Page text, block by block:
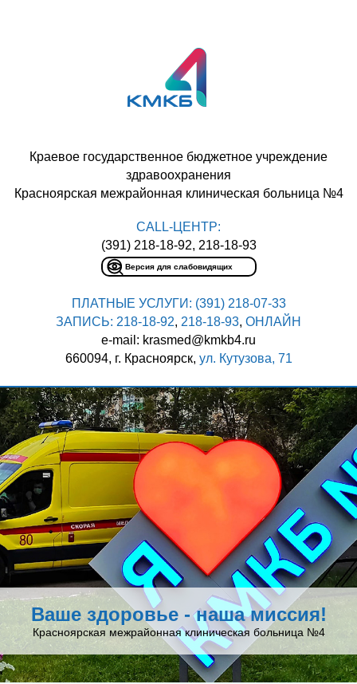
CALL-ЦЕНТР:
(391) 218-18-92, 218-18-93
Версия для слабовидящих
Краевое государственное бюджетное учреждение
здравоохранения
Красноярская межрайонная клиническая больница №4
ПЛАТНЫЕ УСЛУГИ: (391) 218-07-33
ЗАПИСЬ: 218-18-92, 218-18-93, ОНЛАЙН
e-mail: krasmed@kmkb4.ru
660094, г. Красноярск, ул. Кутузова, 71
Ваше здоровье - наша миссия!
Красноярская межрайонная клиническая больница №4